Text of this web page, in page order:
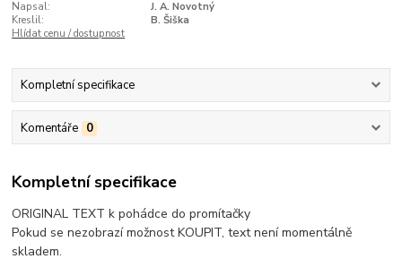
Napsal:
J. A. Novotný
Kreslil:
B. Šiška
Hlídat cenu / dostupnost
Kompletní specifikace
Komentáře 0
Kompletní specifikace
ORIGINAL TEXT k pohádce do promítačky
Pokud se nezobrazí možnost KOUPIT, text není momentálně
skladem.